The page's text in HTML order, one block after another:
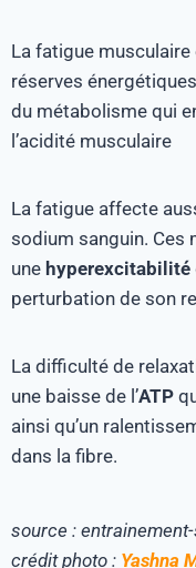
La fatigue
réserves
du métabolisme qui
l’acidité musculaire
La fatigue affecte
sodium sanguin. Ces
une hyperexcitabilité
perturbation de son
La difficulté de
une baisse de l’ATP
ainsi qu’un
dans la fibre.
source :
crédit photo : Yashna